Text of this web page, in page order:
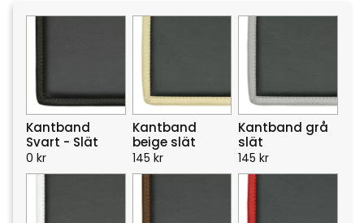
Kantband
Svart - Slät
0 kr
Kantband
beige slät
145 kr
Kantband grå
slät
145 kr